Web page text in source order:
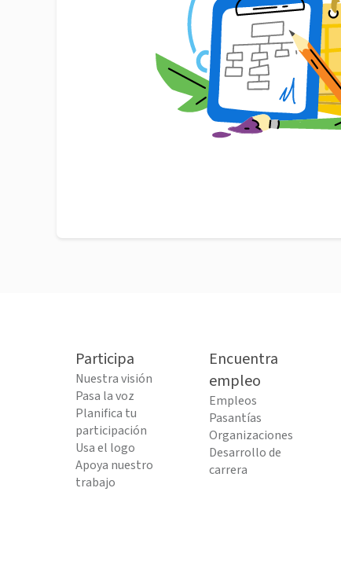
Participa
Nuestra visión
Pasa la voz
Planifica tu
participación
Usa el logo
Apoya nuestro
trabajo
Encuentra
empleo
Empleos
Pasantías
Organizaciones
Desarrollo de
carrera